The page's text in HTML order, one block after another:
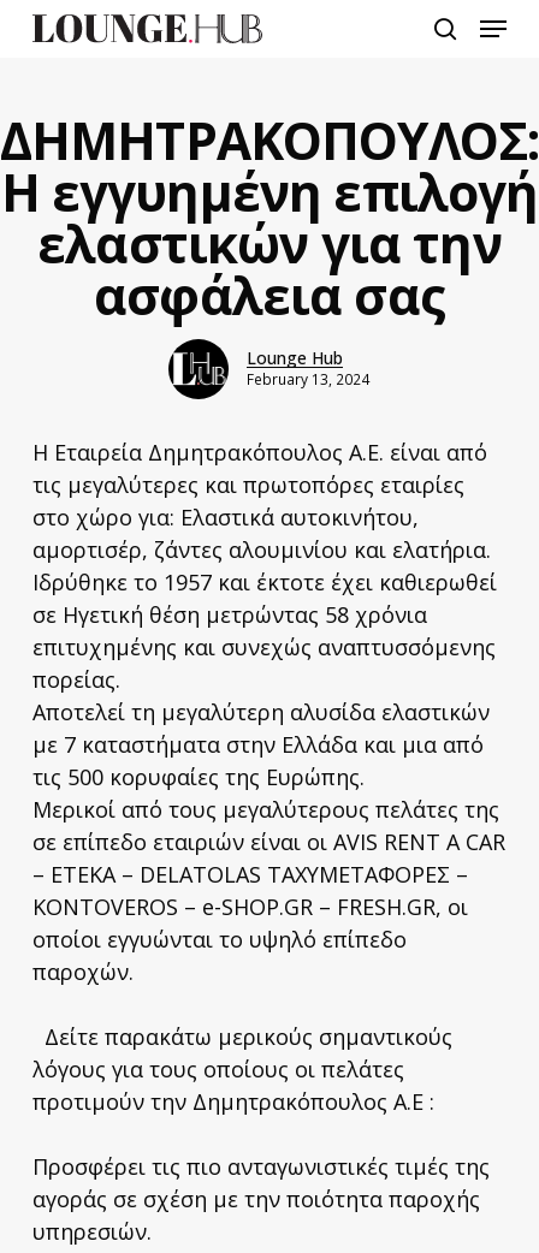
Menu
ΔΗΜΗΤΡΑΚΟΠΟΥΛΟΣ:
Η εγγυημένη επιλογή
ελαστικών για την
ασφάλεια σας
Lounge Hub
February 13, 2024
Η Εταιρεία Δημητρακόπουλος Α.Ε. είναι από
τις μεγαλύτερες και πρωτοπόρες εταιρίες
στο χώρο για: Ελαστικά αυτοκινήτου,
αμορτισέρ, ζάντες αλουμινίου και ελατήρια.
Ιδρύθηκε το 1957 και έκτοτε έχει καθιερωθεί
σε Ηγετική θέση μετρώντας 58 χρόνια
επιτυχημένης και συνεχώς αναπτυσσόμενης
πορείας.
Αποτελεί τη μεγαλύτερη αλυσίδα ελαστικών
με 7 καταστήματα στην Ελλάδα και μια από
τις 500 κορυφαίες της Ευρώπης.
Μερικοί από τους μεγαλύτερους πελάτες της
σε επίπεδο εταιριών είναι οι AVIS RENT A CAR
– ΕΤΕΚΑ – DELATOLAS ΤΑΧΥΜΕΤΑΦΟΡΕΣ –
KONTOVEROS – e-SHOP.GR – FRESH.GR, οι
οποίοι εγγυώνται το υψηλό επίπεδο
παροχών.
Δείτε παρακάτω μερικούς σημαντικούς
λόγους για τους οποίους οι πελάτες
προτιμούν την Δημητρακόπουλος Α.Ε :
Προσφέρει τις πιο ανταγωνιστικές τιμές της
αγοράς σε σχέση με την ποιότητα παροχής
υπηρεσιών.